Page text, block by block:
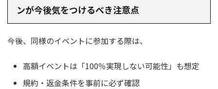
ンが今後気をつけるべき注意点
今後、同様のイベントに参加する際は、
高額イベントは「100％実現しない可能性」も想定
規約・返金条件を事前に必ず確認